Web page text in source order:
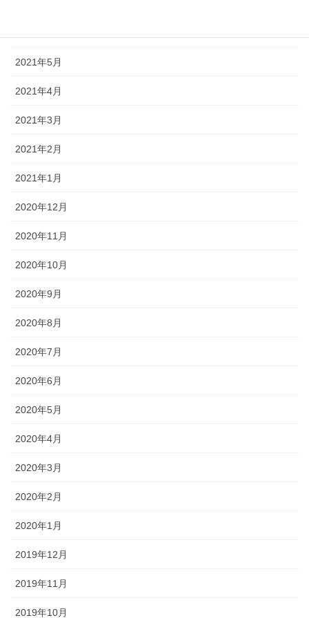
2021年5月
2021年4月
2021年3月
2021年2月
2021年1月
2020年12月
2020年11月
2020年10月
2020年9月
2020年8月
2020年7月
2020年6月
2020年5月
2020年4月
2020年3月
2020年2月
2020年1月
2019年12月
2019年11月
2019年10月